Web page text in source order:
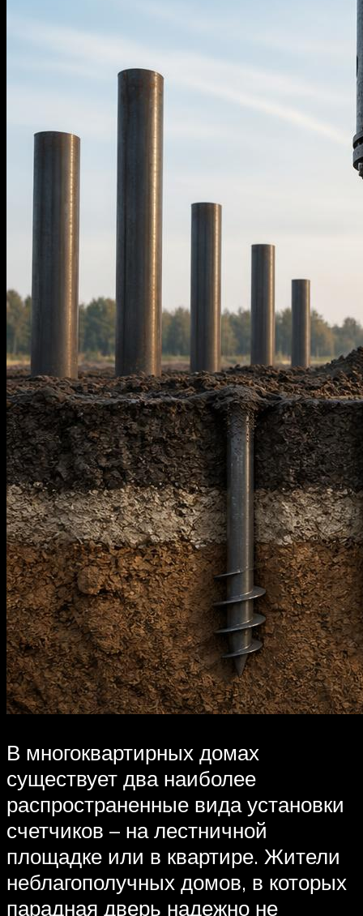
В многоквартирных домах
существует два наиболее
распространенные вида установки
счетчиков – на лестничной
площадке или в квартире. Жители
неблагополучных домов, в которых
парадная дверь надежно не